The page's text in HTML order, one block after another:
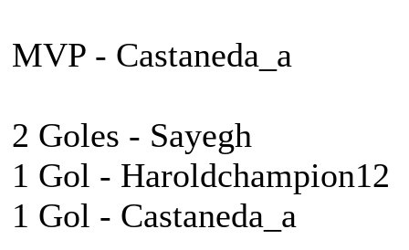
MVP - Castaneda_a
2 Goles - Sayegh
1 Gol - Haroldchampion12
1 Gol - Castaneda_a